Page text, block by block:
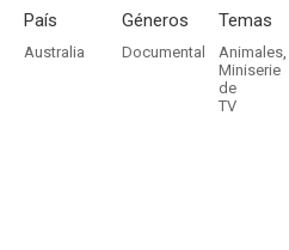
País
Australia
Géneros
Documental
Temas
Animales,
Miniserie
de
TV